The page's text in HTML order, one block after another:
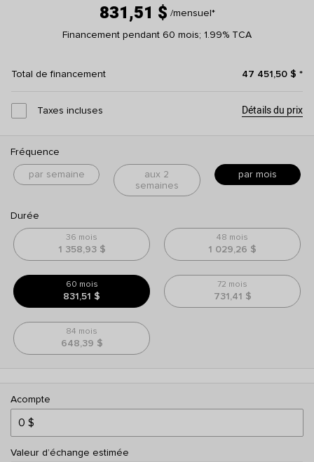
831,51 $ /mensuel *
Financement pendant 60 mois; 1.99% TCA
Total de financement 47 451,50 $ *
Taxes incluses Détails du prix
Fréquence
par semaine
aux 2
semaines
par mois
Durée
36 mois
1 358,93 $
48 mois
1 029,26 $
60 mois
831,51 $
72 mois
731,41 $
84 mois
648,39 $
Acompte
Valeur d’échange estimée